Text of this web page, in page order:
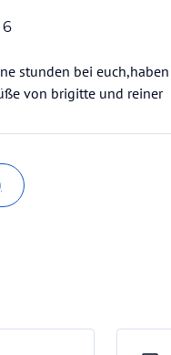
6
stunden bei
von brigitte und reiner